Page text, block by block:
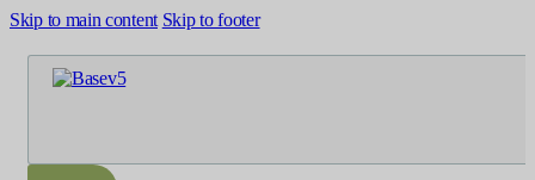
Skip to main content Skip to footer